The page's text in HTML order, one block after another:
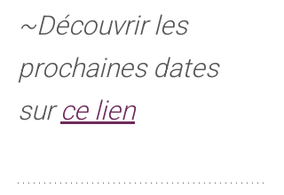
~Découvrir les
prochaines dates
sur ce lien